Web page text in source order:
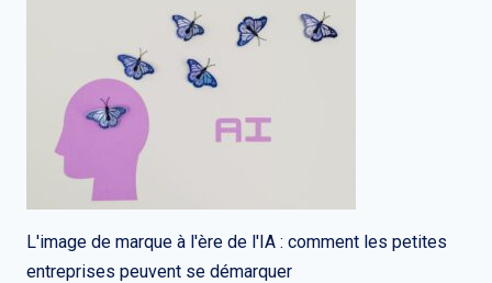
L'image de marque à l'ère de l'IA : comment les petites
entreprises peuvent se démarquer